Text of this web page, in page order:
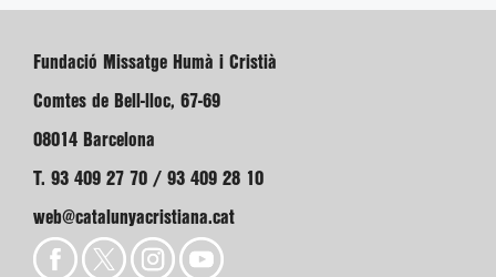
Fundació Missatge Humà i Cristià
Comtes de Bell-lloc, 67-69
08014 Barcelona
T. 93 409 27 70 / 93 409 28 10
web@catalunyacristiana.cat